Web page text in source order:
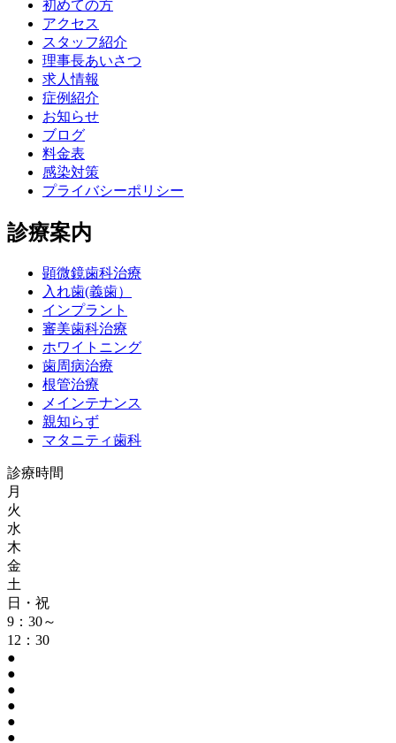
初めての方
アクセス
スタッフ紹介
理事長あいさつ
求人情報
症例紹介
お知らせ
ブログ
料金表
感染対策
プライバシーポリシー
診療案内
顕微鏡歯科治療
入れ歯(義歯）
インプラント
審美歯科治療
ホワイトニング
歯周病治療
根管治療
メインテナンス
親知らず
マタニティ歯科
診療時間
月
火
水
木
金
土
日・祝
9：30～
12：30
●
●
●
●
●
●